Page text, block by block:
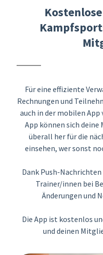
Für eine effiziente
Rechnungen und
auch in der mobilen
App können sich
überall her für die
einsehen, wer sonst
Dank Push-
Trainer/innen bei
Änderungen und
Die App ist kostenlos
und deinen